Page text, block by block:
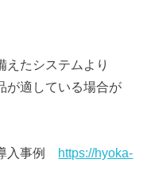
えたシステムより
が適している場合が
入事例 https://hyoka-